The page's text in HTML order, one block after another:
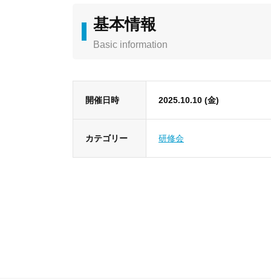
基本情報
Basic information
開催日時 2025.10.10 (金)
カテゴリー 研修会